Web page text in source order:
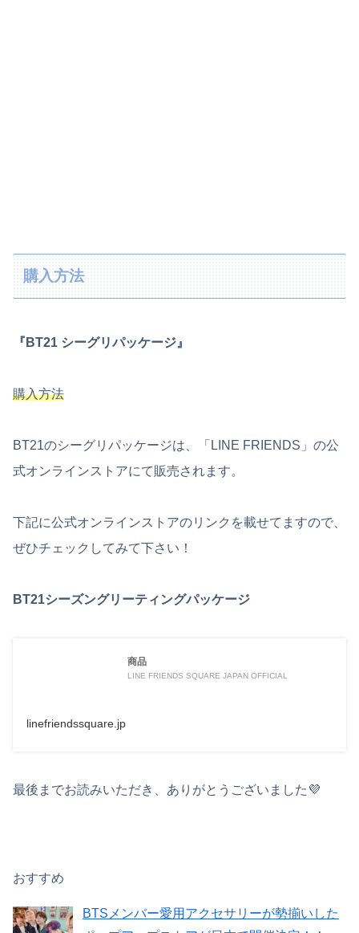
購入方法
『BT21 シーグリパッケージ』
購入方法
BT21のシーグリパッケージは、「LINE FRIENDS」の公
式オンラインストアにて販売されます。
下記に公式オンラインストアのリンクを載せてますので、
ぜひチェックしてみて下さい！
BT21シーズングリーティングパッケージ
商品
LINE FRIENDS SQUARE JAPAN OFFICIAL
linefriendssquare.jp
最後までお読みいただき、ありがとうございました💜
おすすめ
BTSメンバー愛用アクセサリーが勢揃いした